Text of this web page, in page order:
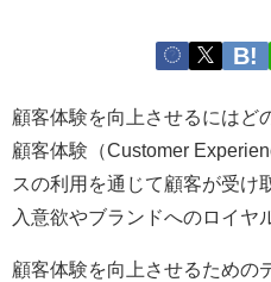
顧客体験を向上させるにはど
顧客体験（Customer
スの利用を通じて顧客が受け
入意欲やブランドへのロイヤ
顧客体験を向上させるための